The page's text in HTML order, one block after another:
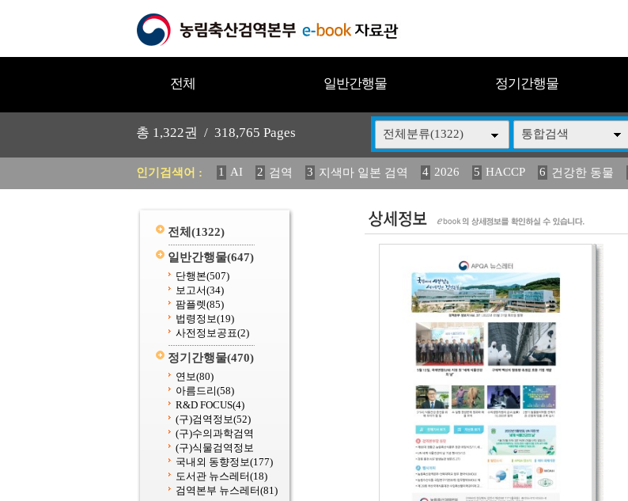
전체 일반간행물 정기간행물
총 1,322권 / 318,765 Pages 전체분류(1322) 통합검색
인기검색어 : 1 AI 2 검역 3 지색마 일본 검역 4 2026 5 HACCP 6 건강한 동물
11 2025 12 중독성 식물 도감 13 媛 異 14 (2013년도) 식 15 구제역
전체 (1322)
일반간행물(647)
단행본(507)
보고서(34)
팜플렛(85)
법령정보(19)
사전정보공표(2)
정기간행물(470)
연보(80)
아름드리(58)
R&D FOCUS(4)
(구)검역정보(52)
(구)수의과학검역
(구)식물검역정보
국내외 동향정보(177)
도서관 뉴스레터(18)
검역본부 뉴스레터(81)